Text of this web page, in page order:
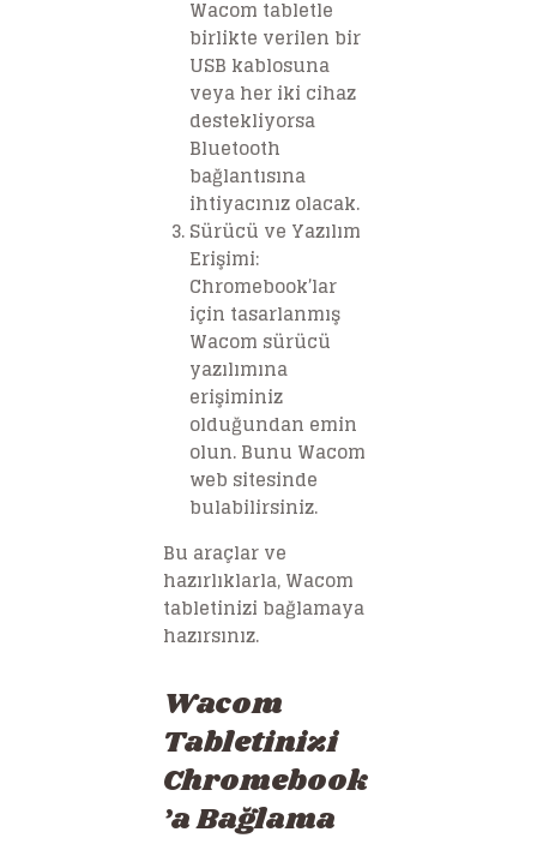
Wacom tabletle
birlikte verilen bir
USB kablosuna
veya her iki cihaz
destekliyorsa
Bluetooth
bağlantısına
ihtiyacınız olacak.
Sürücü ve Yazılım
Erişimi:
Chromebook’lar
için tasarlanmış
Wacom sürücü
yazılımına
erişiminiz
olduğundan emin
olun. Bunu Wacom
web sitesinde
bulabilirsiniz.
Bu araçlar ve
hazırlıklarla, Wacom
tabletinizi bağlamaya
hazırsınız.
Wacom
Tabletinizi
Chromebook
’a Bağlama